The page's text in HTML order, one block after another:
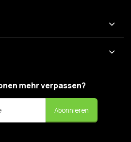
mehr verpassen?
Abonnieren